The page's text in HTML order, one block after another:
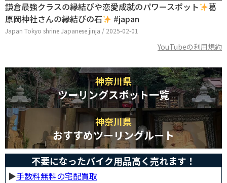
鎌倉最強クラスの縁結びや恋愛成就のパワースポット
葛
原岡神社さんの縁結びの石
#japan
Japan Tokyo shrine Japanese jinja / 2025-02-01
YouTubeの利用規約
神奈川県
ツーリングスポット一覧
神奈川県
おすすめツーリングルート
不要になったバイク用品高く売れます！
▶︎手数料無料の宅配買取